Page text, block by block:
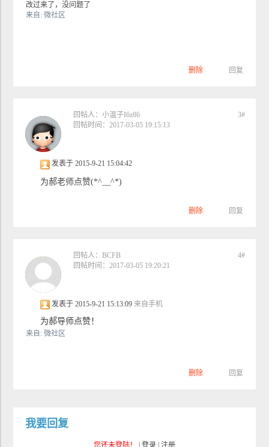
改过来了，没问题了
来自 : 微社区
删除 回复
3#
回帖人：小温子I6z86
回帖时间：2017-03-05 19:15:13
发表于 2015-9-21 15:04:42
为郝老师点赞(*^__^*)
删除 回复
4#
回帖人：BCFB
回帖时间：2017-03-05 19:20:21
发表于 2015-9-21 15:13:09 来自手机
为郝导师点赞！
来自: 微社区
删除 回复
我要回复
您还未登陆！ | 登录| 注册